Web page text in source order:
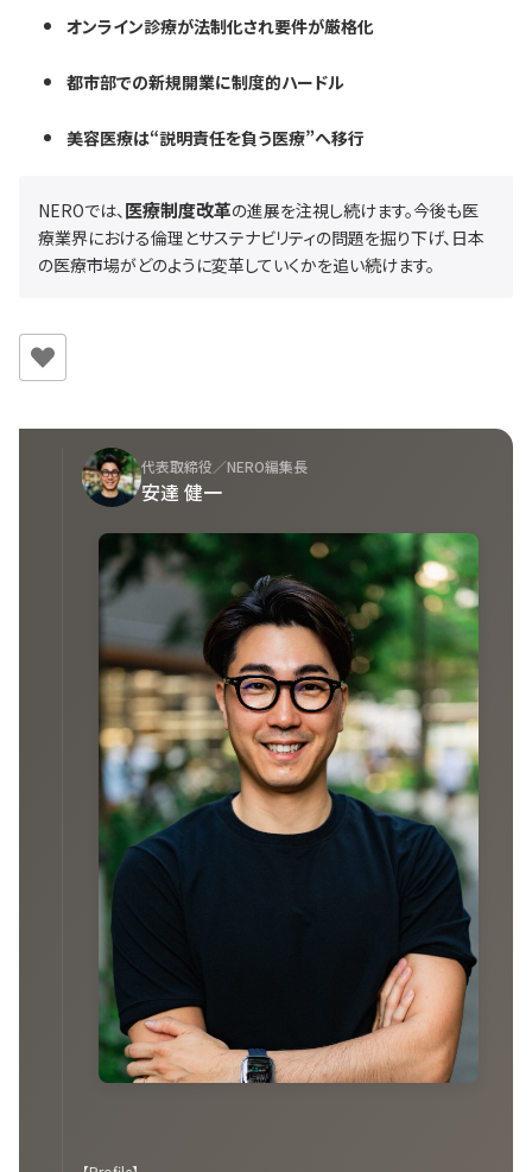
オンライン診療が法制化され要件が厳格化
都市部での新規開業に制度的ハードル
美容医療は“説明責任を負う医療”へ移行
NEROでは、医療制度改革の進展を注視し続けます。今後も医
療業界における倫理とサステナビリティの問題を掘り下げ、日本
の医療市場がどのように変革していくかを追い続けます。
代表取締役／NERO編集長
安達 健一